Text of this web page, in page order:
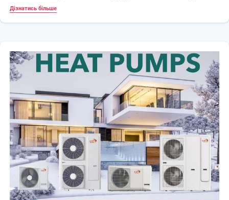
теплообмінник має розвинене оребрення.
зарекомендували себе протягом багатьох років як дуже надійні та
високоефективні.
Контролер, який вбудований у внутрішній блок-гідромодуль має
сучасний дизайн та інтелектуальне управління. Широкий спектр
налаштувань дозволяє швидко і легко налаштувати тепловий
насос під потреби користувача. За допомогою контролера можна
регулювати параметри режимів опалення, охолодження та ГВП, а
також реалізувати багатозональне керування системою.
Дізнатись більше